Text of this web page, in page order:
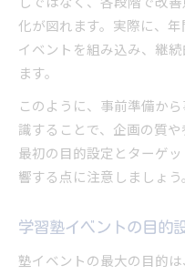
化が図れます。実際に、
イベントを組み込み、継
ます。
このように、事前準備か
識することで、企画の質
最初の目的設定とターゲ
響する点に注意しましょう。
学習塾イベントの目的
塾イベントの最大の目的